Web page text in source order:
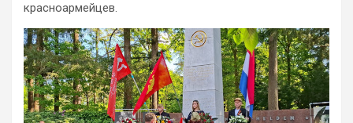
красноармейцев.